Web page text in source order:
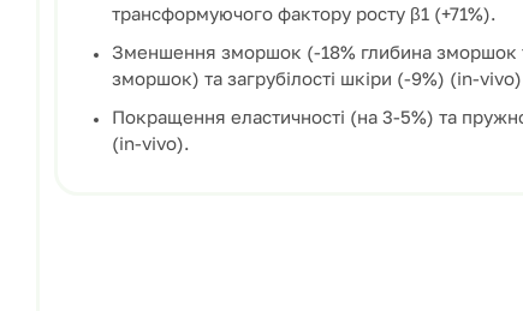
трансформуючого фактору росту β1 (+71%).
Зменшення зморшок (-18% глибина зморшок
зморшок) та загрубілості шкіри (-9%) (in-vivo)
Покращення еластичності (на 3-5%) та
(in-vivo).